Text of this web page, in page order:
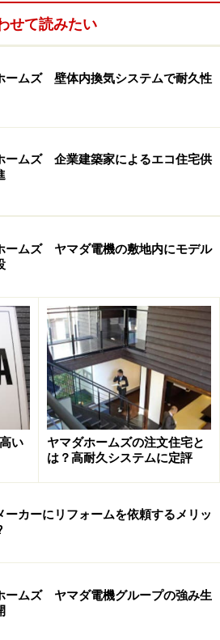
る作業の中で、家族の中で誰が住
ているのかを把握することも、
こと。ご主人が主導権を握って
より満足度の高い住まいづくり
ニーズを優先した方がいいという
まいに関するニーズは異なるも
まく落とし込む提案力も営業担当
ケースの事例に対して、柔軟に対
者には求められます。もっという
なコミュニケーションをとってく
められる能力なのです。
に対するニーズを時間をかけてじ
、これは優秀な営業担当者の基
担当者の性格の問題になってき
トナーを見つけることは、良い住
って重要な要素なのです。
っても
はダメ」
です。最新の内容をご確認くださ
せて読みたい
ームズ 壁体内換気システムで耐久性
ームズ 企業建築家によるエコ住宅供
ームズ ヤマダ電機の敷地内にモデル
い
ヤマダホームズの注文住宅と
は？高耐久システムに定評
ーカーにリフォームを依頼するメリッ
ームズ ヤマダ電機グループの強み生